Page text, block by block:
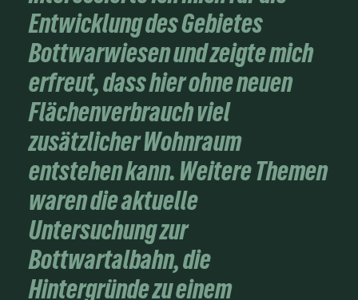
Entwicklung des Gebietes
Bottwarwiesen und zeigte mich
erfreut, dass hier ohne neuen
Flächenverbrauch viel
zusätzlicher Wohnraum
entstehen kann. Weitere Themen
waren die aktuelle
Untersuchung zur
Bottwartalbahn, die
Hintergründe zu einem